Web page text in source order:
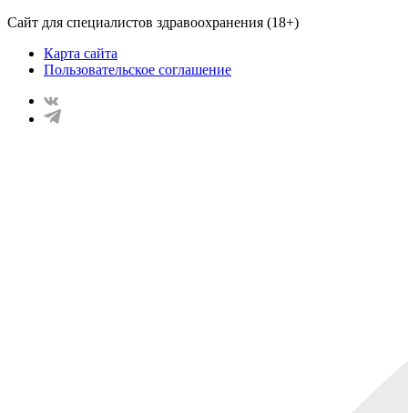
Сайт для специалистов здравоохранения (18+)
Карта сайта
Пользовательское соглашение